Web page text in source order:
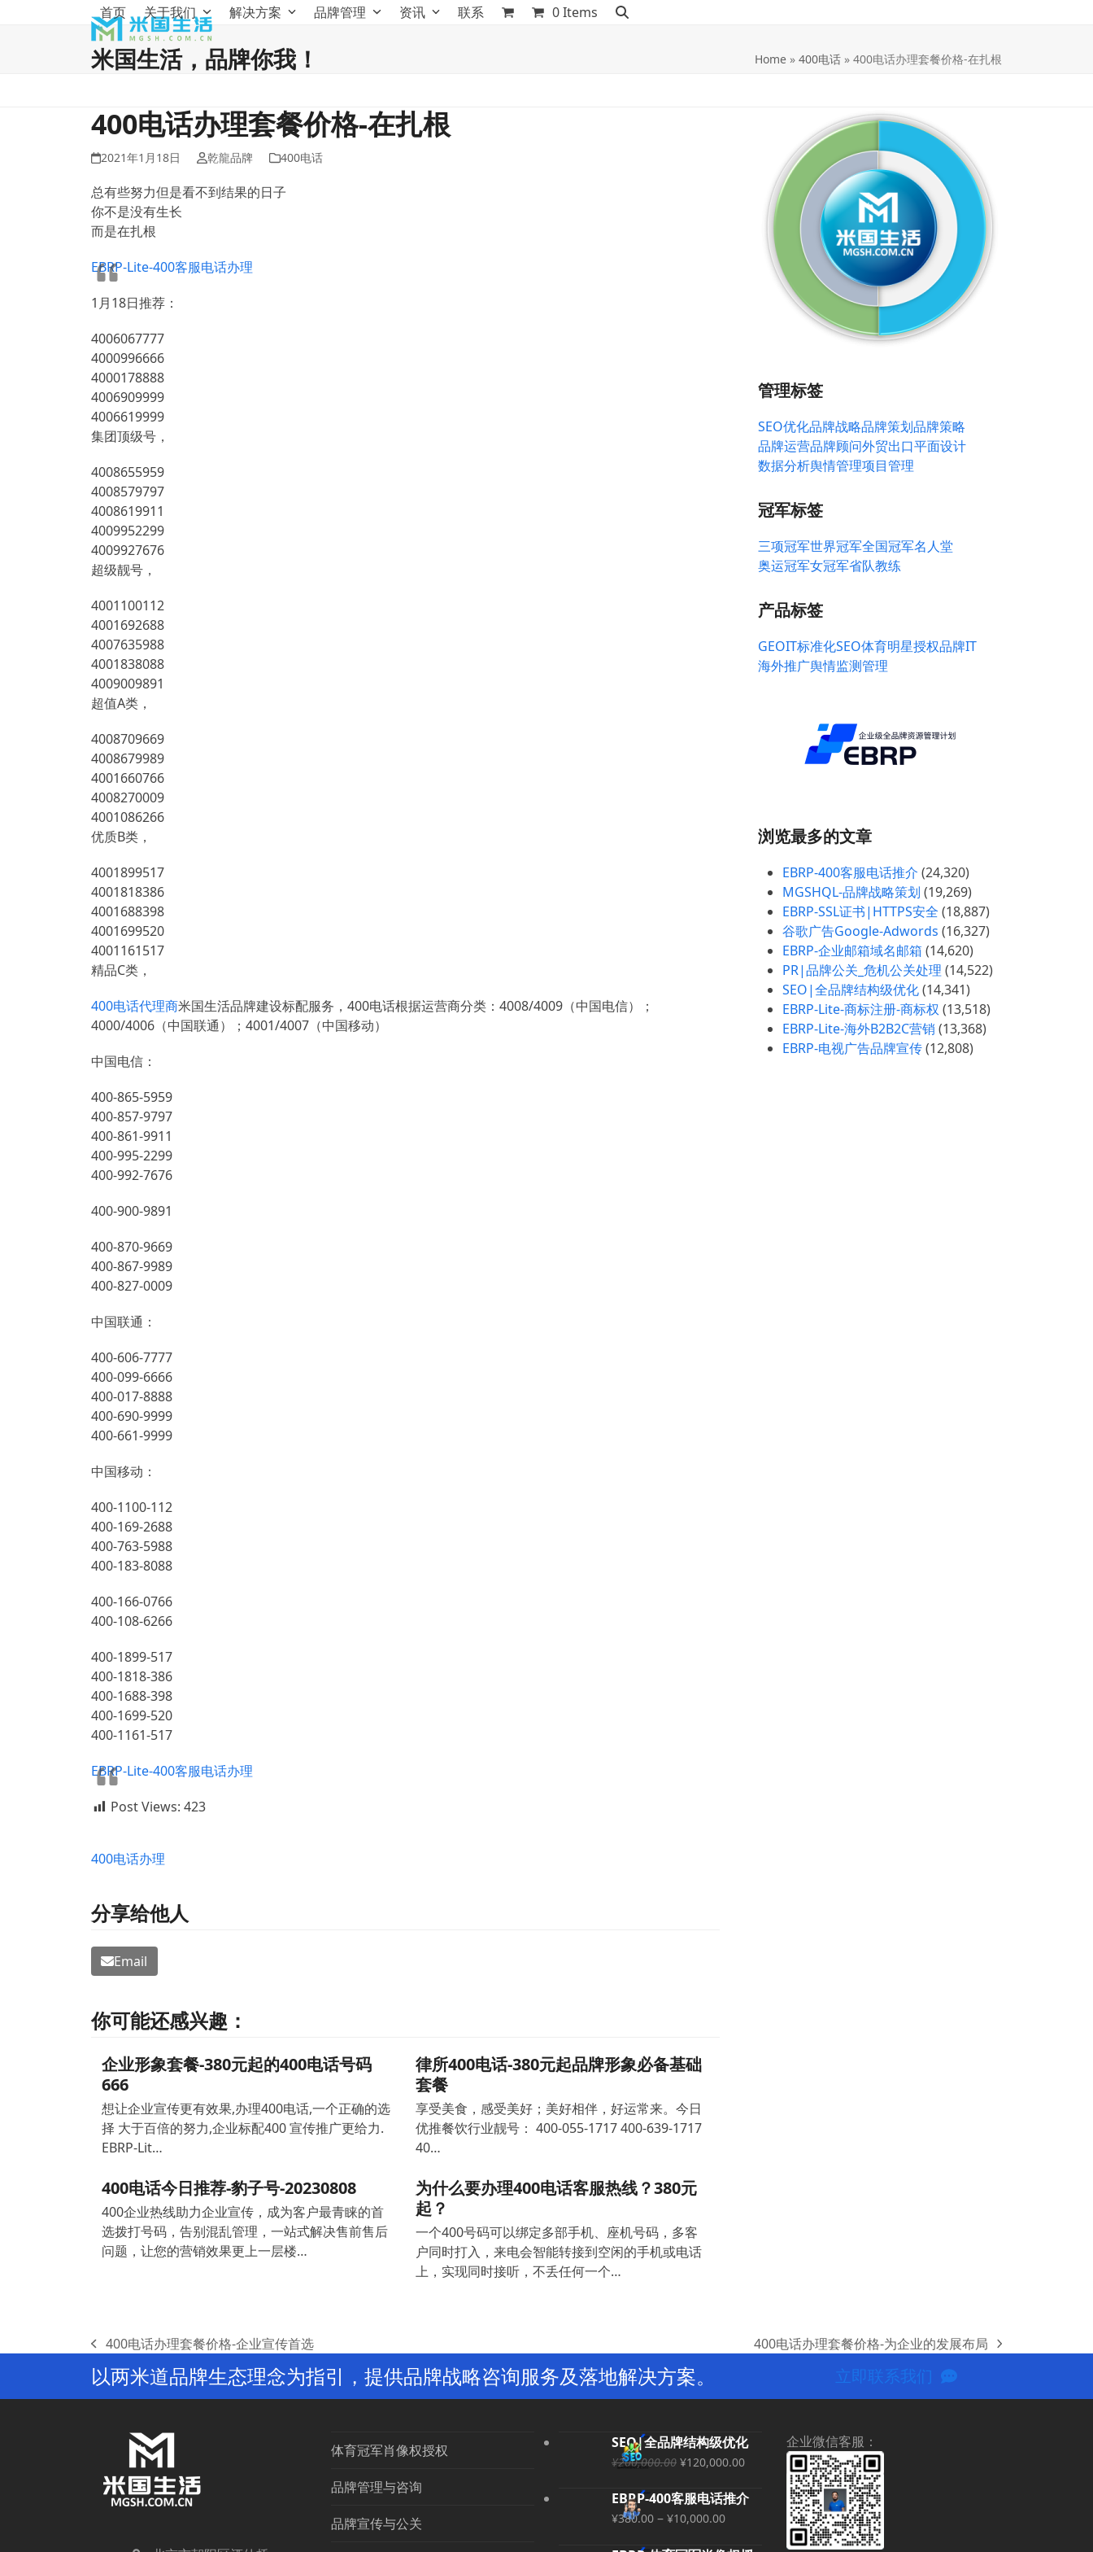
首页 关于我们 解决方案 品牌管理 资讯 联系 0 Items
米国生活，品牌你我！ Home » 400电话 » 400电话办理套餐价格-在扎根
400电话办理套餐价格-在扎根
2021年1月18日 乾龍品牌 400电话
总有些努力但是看不到结果的日子
你不是没有生长
而是在扎根
EBRP-Lite-400客服电话办理
1月18日推荐：
4006067777
4000996666
4000178888
4006909999
4006619999
集团顶级号，
4008655959
4008579797
4008619911
4009952299
4009927676
超级靓号，
4001100112
4001692688
4007635988
4001838088
4009009891
超值A类，
4008709669
4008679989
4001660766
4008270009
4001086266
优质B类，
4001899517
4001818386
4001688398
4001699520
4001161517
精品C类，
400电话代理商米国生活品牌建设标配服务，400电话根据运营商分类：4008/4009（中国电信）；
4000/4006（中国联通）；4001/4007（中国移动）
中国电信：
400-865-5959
400-857-9797
400-861-9911
400-995-2299
400-992-7676
400-900-9891
400-870-9669
400-867-9989
400-827-0009
中国联通：
400-606-7777
400-099-6666
400-017-8888
400-690-9999
400-661-9999
中国移动：
400-1100-112
400-169-2688
400-763-5988
400-183-8088
400-166-0766
400-108-6266
400-1899-517
400-1818-386
400-1688-398
400-1699-520
400-1161-517
EBRP-Lite-400客服电话办理
Post Views: 423
400电话办理
分享给他人
Email
你可能还感兴趣：
企业形象套餐-380元起的400电话号码
666
想让企业宣传更有效果,办理400电话,一个正确的选
择 大于百倍的努力,企业标配400 宣传推广更给力.
EBRP-Lit…
律所400电话-380元起品牌形象必备基础
套餐
享受美食，感受美好；美好相伴，好运常来。今日
优推餐饮行业靓号： 400-055-1717 400-639-1717
40…
400电话今日推荐-豹子号-20230808
400企业热线助力企业宣传，成为客户最青睐的首
选拨打号码，告别混乱管理，一站式解决售前售后
问题，让您的营销效果更上一层楼…
为什么要办理400电话客服热线？380元
起？
一个400号码可以绑定多部手机、座机号码，多客
户同时打入，来电会智能转接到空闲的手机或电话
上，实现同时接听，不丢任何一个…
管理标签
SEO优化品牌战略品牌策划品牌策略
品牌运营品牌顾问外贸出口平面设计
数据分析舆情管理项目管理
冠军标签
三项冠军世界冠军全国冠军名人堂
奥运冠军女冠军省队教练
产品标签
GEOIT标准化SEO体育明星授权品牌IT
海外推广舆情监测管理
浏览最多的文章
EBRP-400客服电话推介 (24,320)
MGSHQL-品牌战略策划 (19,269)
EBRP-SSL证书|HTTPS安全 (18,887)
谷歌广告Google-Adwords (16,327)
EBRP-企业邮箱域名邮箱 (14,620)
PR|品牌公关_危机公关处理 (14,522)
SEO|全品牌结构级优化(14,341)
EBRP-Lite-商标注册-商标权 (13,518)
EBRP-Lite-海外B2B2C营销 (13,368)
EBRP-电视广告品牌宣传(12,808)
previous
post:
400电话办理套餐价格-企业宣传首选
next
400电话办理套餐价格-为企业的发展布局
以两米道品牌生态理念为指引，提供品牌战略咨询服务及落地解决方案。 立即联系我们
体育冠军肖像权授权
品牌管理与咨询
品牌宣传与公关
SEO|全品牌结构级优化
¥200,000.00 原
为：
¥200,000.00。
¥120,000.00当
价
EBRP-400客服电话推介
¥380.00 – ¥10,000.00价
企业微信客服：